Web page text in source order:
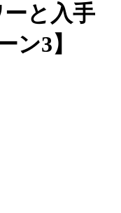
と入手
ン3】